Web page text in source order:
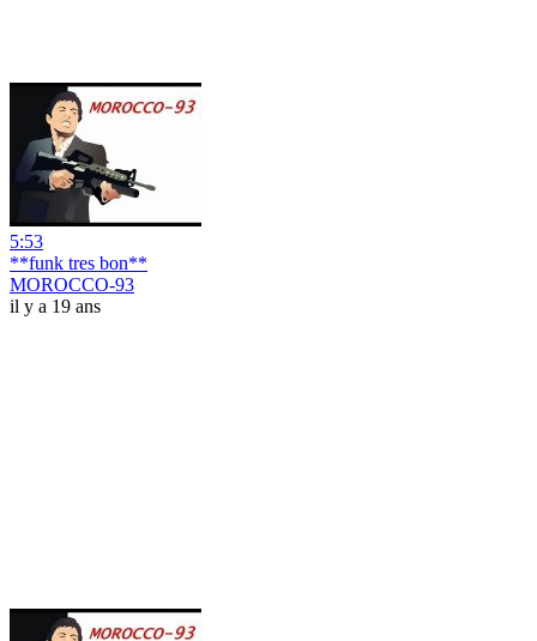
5:53
**funk tres bon**
MOROCCO-93
il y a 19 ans